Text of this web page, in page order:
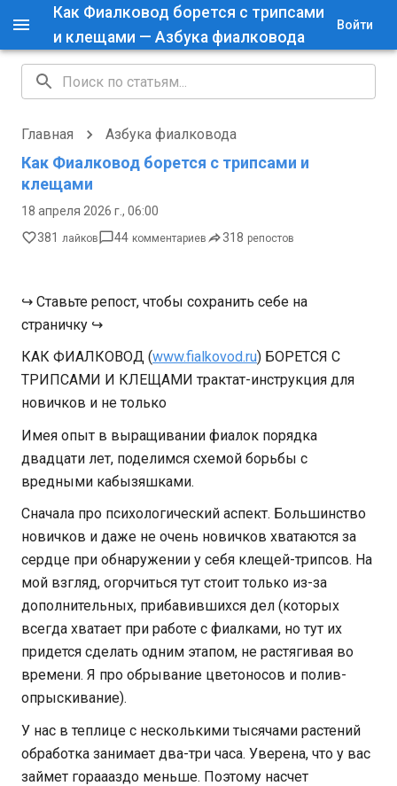
Как Фиалковод борется с трипсами
и клещами — Азбука фиалковода
Войти
Главная Азбука фиалковода
Как Фиалковод борется с трипсами и
клещами
18 апреля 2026 г., 06:00
381 лайков 44 комментариев 318 репостов
↪ Ставьте репост, чтобы сохранить себе на
страничку ↪
КАК ФИАЛКОВОД (www.fialkovod.ru) БОРЕТСЯ С
ТРИПСАМИ И КЛЕЩАМИ трактат-инструкция для
новичков и не только
Имея опыт в выращивании фиалок порядка
двадцати лет, поделимся схемой борьбы с
вредными кабызяшками.
Сначала про психологический аспект. Большинство
новичков и даже не очень новичков хватаются за
сердце при обнаружении у себя клещей-трипсов. На
мой взгляд, огорчиться тут стоит только из-за
дополнительных, прибавившихся дел (которых
всегда хватает при работе с фиалками, но тут их
придется сделать одним этапом, не растягивая во
времени. Я про обрывание цветоносов и полив-
опрыскивание).
У нас в теплице с несколькими тысячами растений
обработка занимает два-три часа. Уверена, что у вас
займет гораааздо меньше. Поэтому насчет